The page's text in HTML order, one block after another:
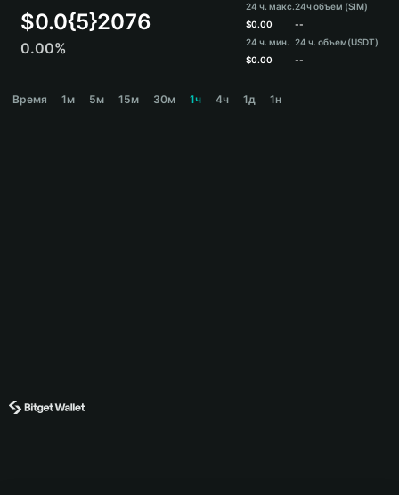
Español
Español (Argentina)
$0.0{5}2076
0.00%
24 ч. макс.
$0.00
24 ч. мин.
$0.00
24ч объем (SIM)
--
24 ч. объем(USDT)
--
Время 1м 5м 15м 30м 1ч 4ч 1д 1н